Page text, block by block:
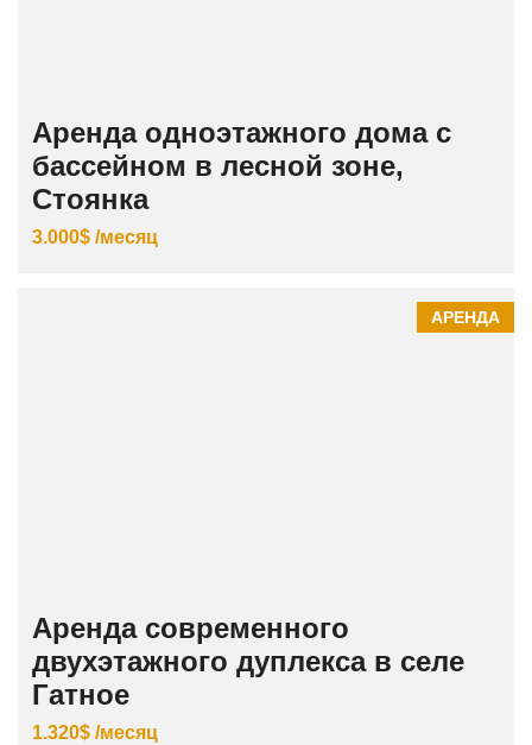
Аренда одноэтажного дома с
бассейном в лесной зоне,
Стоянка
3.000$ /месяц
АРЕНДА
Аренда современного
двухэтажного дуплекса в селе
Гатное
1.320$ /месяц